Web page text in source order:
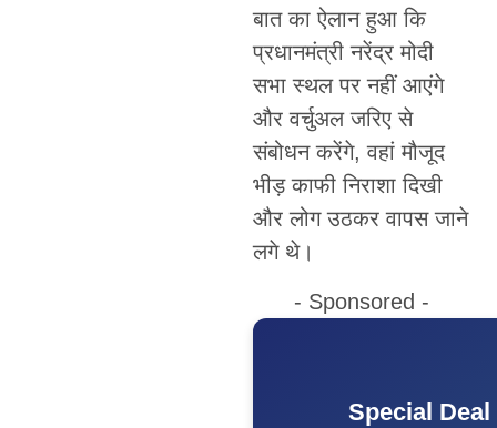
बात का ऐलान हुआ कि
प्रधानमंत्री नरेंद्र मोदी
सभा स्थल पर नहीं आएंगे
और वर्चुअल जरिए से
संबोधन करेंगे, वहां मौजूद
भीड़ काफी निराशा दिखी
और लोग उठकर वापस जाने
लगे थे।
- Sponsored -
Special Deal